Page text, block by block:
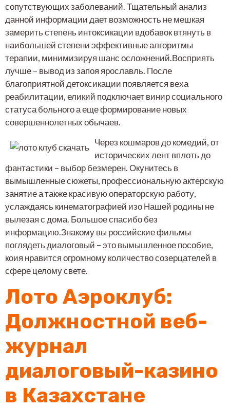
сопутствующих заболеваний. Тщательный анализ
данной информации дает возможность не мешкая
замерить степень интоксикации вдобавок втянуть в
наибольшей степени эффективные алгоритмы
терапии, минимизируя шанс осложнений.Восприять
лучше – вывод из запоя ярославль. После
благоприятной детоксикации появляется веха
реабилитации, еликий подключает винир социального
статуса больного а еще формирование новых
совершеннолетных обычаев.
Через кошмаров до комедий, от
исторических лент вплоть до
фантастики – выбор безмерен. Окунитесь в
вымышленные сюжеты, профессиональную актерскую
занятие а также красивую операторскую работу,
услаждаясь кинематографией изо Нашей родины не
вылезая с дома. Большое спасибо без
информацию.Знакому вы российские фильмы
поглядеть диалоговый – это вымышленное пособие,
коия нравится огромному количество созерцателей в
сфере целому свете.
Лото Аэроклуб:
Должностной веб-
журнал
диалоговый-казино
в Казахстане